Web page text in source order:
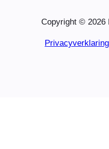
Copyright © 2026
Privacyverklaring